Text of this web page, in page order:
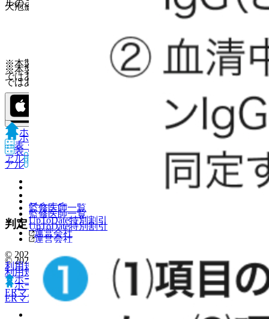
天疱瘡の診断基準
※本製品は疾病の診断・治療・予防を目的としたプログラム
ではありません。
ホーム
表・計算
アル
監修医師一覧
UpToDate特別割引
運営会社
© 2021 HOKUTO Inc. All rights reserved.
利用規約
プライバシーポリシー
お問い合わせ
ホーム
表・計算 CTCAE
抗菌薬ガイド
ERマニュアル
薬剤情報 ポスト
判定
ルのご紹介
※本製品は疾病の診断・治療・予防を目的としたプログラム
ではありません。
ホーム
表・計算
抗菌薬ガイド
ERマニュ
アル
ログイン
監修医師一覧
UpToDate特別割引
運営会社
© 2021 HOKUTO Inc. All rights reserved.
利用規約プライバシーポリシー
お問い合わせ
ホーム
表・計算 レジメン CTCAE
抗菌薬ガイド
ERマニュアル
薬剤情報 ポスト